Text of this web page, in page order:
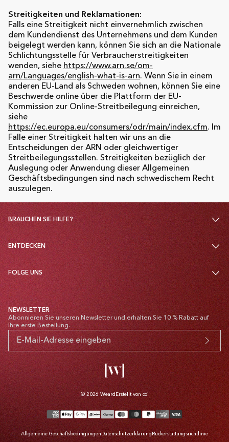
Streitigkeiten und Reklamationen:
Falls eine Streitigkeit nicht einvernehmlich zwischen
dem Kundendienst des Unternehmens und dem Kunden
beigelegt werden kann, können Sie sich an die Nationale
Schlichtungsstelle für Verbraucherstreitigkeiten
wenden, siehe https://www.arn.se/om-
arn/Languages/english-what-is-arn. Wenn Sie in einem
anderen EU-Land als Schweden wohnen, können Sie eine
Beschwerde online über die Plattform der EU-
Kommission zur Online-Streitbeilegung einreichen,
siehe
https://ec.europa.eu/consumers/odr/main/index.cfm. Im
Falle einer Streitigkeit halten wir uns an die
Entscheidungen der ARN oder gleichwertiger
Streitbeilegungsstellen. Streitigkeiten bezüglich der
Auslegung oder Anwendung dieser Allgemeinen
Geschäftsbedingungen sind nach schwedischem Recht
auszulegen.
BRAUCHEN SIE HILFE?
ENTDECKEN
FOLGE UNS
NEWSLETTER
Abonnieren Sie unseren Newsletter und erhalten Sie 10 % Rabatt auf
Ihre erste Bestellung.
© 2026 Weard Erstellt von coi
Zahlungsmethoden
Allgemeine Geschäftsbedingungen DatenschutzerklärungRückerstattungsrichtlinie